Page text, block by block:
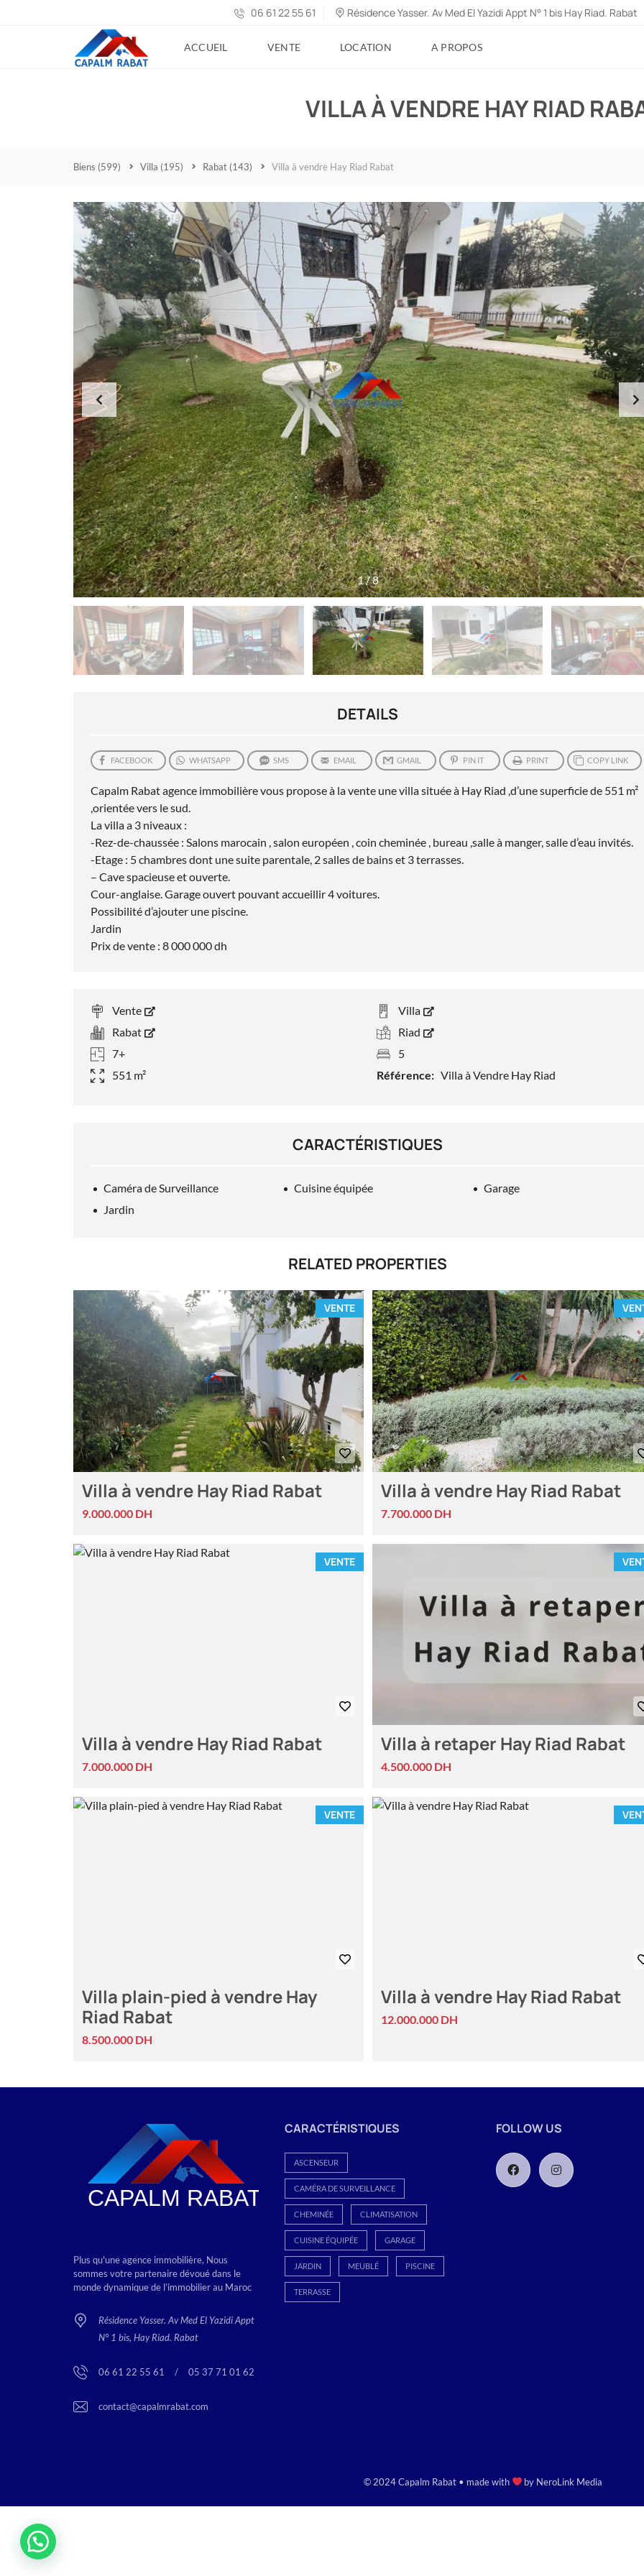
06 61 22 55 61 Résidence Yasser. Av Med El Yazidi Appt N° 1 bis Hay Riad. Rabat
ACCUEIL VENTE LOCATION A PROPOS
VILLA À VENDRE HAY RIAD
Biens (599) Villa (195) Rabat (143) Villa à vendre Hay Riad Rabat
1/8
DETAILS
FACEBOOK WHATSAPP SMS EMAIL GMAIL PIN IT PRINT COPY LINK
Capalm Rabat agence immobilière vous propose à la vente une villa située à Hay Riad ,d’une superficie de 551 m²
,orientée vers le sud.
La villa a 3 niveaux :
-Rez-de-chaussée : Salons marocain , salon européen , coin cheminée , bureau ,salle à manger, salle d’eau invités.
-Etage : 5 chambres dont une suite parentale, 2 salles de bains et 3 terrasses.
– Cave spacieuse et ouverte.
Cour-anglaise. Garage ouvert pouvant accueillir 4 voitures.
Possibilité d’ajouter une piscine.
Jardin
Prix de vente : 8 000 000 dh
Vente
Villa
Rabat
Riad
7+
5
551 m²
Référence: Villa à Vendre Hay Riad
CARACTÉRISTIQUES
Caméra de Surveillance Cuisine équipée
Garage
Jardin
RELATED PROPERTIES
VENTE
Villa à vendre Hay Riad Rabat
9.000.000 DH
Villa à vendre Hay Riad Rabat
7.700.000 DH
VENTE
Villa à vendre Hay Riad Rabat
7.000.000 DH
Villa à retaper Hay Riad Rabat
4.500.000 DH
VENTE
Villa plain-pied à vendre Hay
Riad Rabat
8.500.000 DH
Villa à vendre Hay Riad Rabat
12.000.000 DH
Plus qu'une agence immobilière, Nous
sommes votre partenaire dévoué dans le
monde dynamique de l’immobilier au Maroc
Résidence Yasser. Av Med El Yazidi Appt
N° 1 bis, Hay Riad. Rabat
06 61 22 55 61 / 05 37 71 01 62
contact@capalmrabat.com
CARACTÉRISTIQUES
ASCENSEUR
CAMÉRA DE SURVEILLANCE
CHEMINÉE CLIMATISATION
CUISINE ÉQUIPÉE GARAGE
JARDIN MEUBLÉ PISCINE
TERRASSE
FOLLOW US
© 2024 Capalm Rabat • made with by NeroLink Media